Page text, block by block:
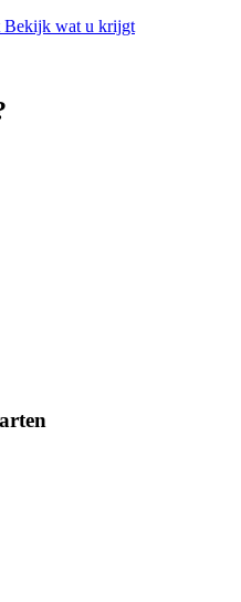
Bekijk wat u krijgt